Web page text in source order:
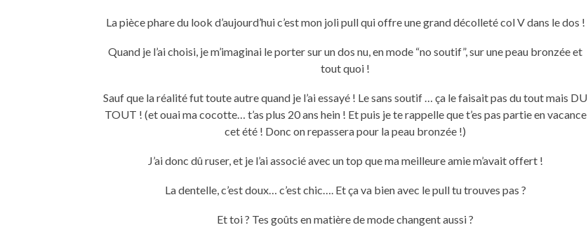
La pièce phare du look d’aujourd’hui c’est mon joli pull qui offre une grand décolleté col V dans le dos !
Quand je l’ai choisi, je m’imaginai le porter sur un dos nu, en mode “no soutif”, sur une peau bronzée et
tout quoi !
Sauf que la réalité fut toute autre quand je l’ai essayé ! Le sans soutif … ça le faisait pas du tout mais DU
TOUT ! (et ouai ma cocotte… t’as plus 20 ans hein ! Et puis je te rappelle que t’es pas partie en vacance
cet été ! Donc on repassera pour la peau bronzée !)
J’ai donc dû ruser, et je l’ai associé avec un top que ma meilleure amie m’avait offert !
La dentelle, c’est doux… c’est chic…. Et ça va bien avec le pull tu trouves pas ?
Et toi ? Tes goûts en matière de mode changent aussi ?